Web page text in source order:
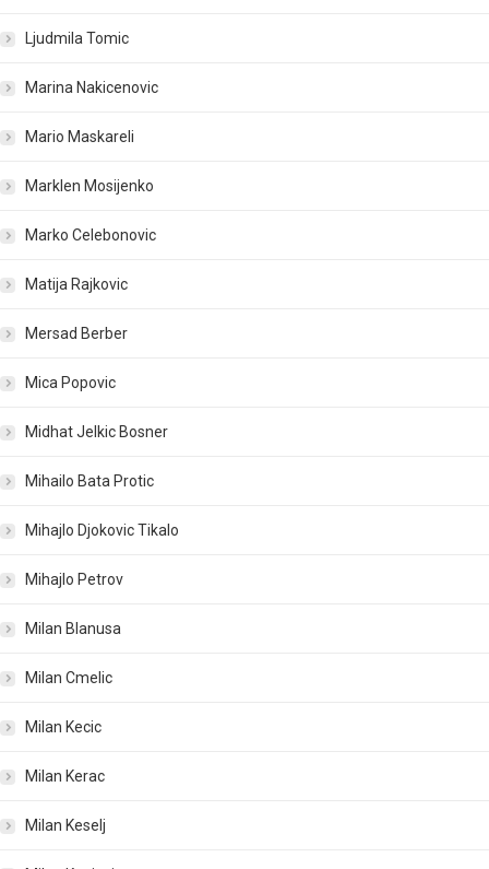
Ljudmila Tomic
Marina Nakicenovic
Mario Maskareli
Marklen Mosijenko
Marko Celebonovic
Matija Rajkovic
Mersad Berber
Mica Popovic
Midhat Jelkic Bosner
Mihailo Bata Protic
Mihajlo Djokovic Tikalo
Mihajlo Petrov
Milan Blanusa
Milan Cmelic
Milan Kecic
Milan Kerac
Milan Keselj